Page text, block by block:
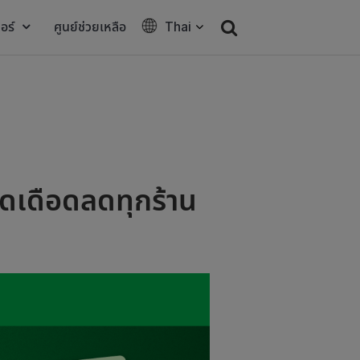
ร์ ศูนย์ช่วยเหลือ Thai
เดือดลดทุกร้าน